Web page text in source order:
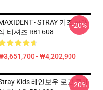
- STRAY 키즈 클래
티셔츠 RB1608
- ₩4,202,900
-20%
Kids 레인보우 로고 클래
-20%